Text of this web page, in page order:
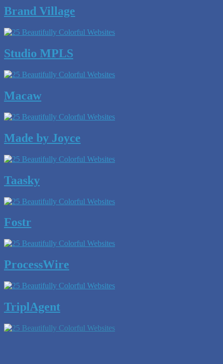
Brand Village
Studio MPLS
Macaw
Made by Joyce
Taasky
Fostr
ProcessWire
TriplAgent